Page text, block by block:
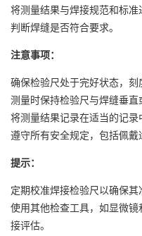
将测量结果与焊接规范和标准
判断焊缝是否符合要求。
注意事项：
确保检验尺处于完好状态，刻
测量时保持检验尺与焊缝垂直
将测量结果记录在适当的记录
遵守所有安全规定，包括佩戴
提示：
定期校准焊接检验尺以确保其
使用其他检查工具，如显微
接评估。